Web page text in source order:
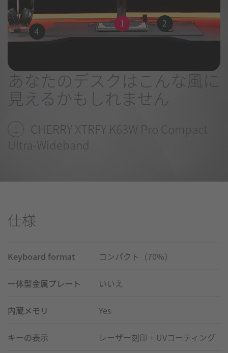
1 2
4
あなたのデスクはこんな風に
見えるかもしれません
1
CHERRY XTRFY K63W Pro Compact
Ultra-Wideband
仕様
Keyboard format コンパクト（70%）
一体型金属プレート いいえ
内蔵メモリ Yes
キーの表示 レーザー刻印 + UVコーティング